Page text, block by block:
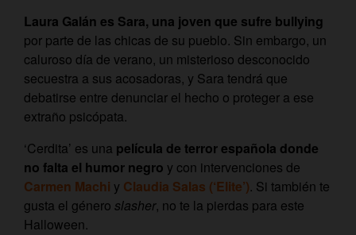
Laura Galán es Sara, una joven que sufre bullying
por parte de las chicas de su pueblo. Sin embargo, un
caluroso día de verano, un misterioso desconocido
secuestra a sus acosadoras, y Sara tendrá que
debatirse entre denunciar el hecho o proteger a ese
extraño psicópata.
‘Cerdita’ es una película de terror española donde
no falta el humor negro y con intervenciones de
Carmen Machi y Claudia Salas (‘Elite’). Si también te
gusta el género slasher, no te la pierdas para este
Halloween.